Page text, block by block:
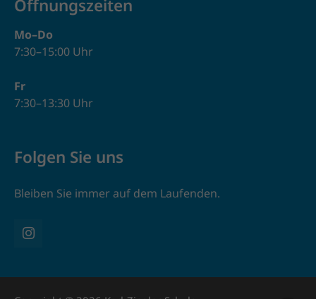
Öffnungszeiten
Mo–Do
7:30–15:00 Uhr
Fr
7:30–13:30 Uhr
Folgen Sie uns
Bleiben Sie immer auf dem Laufenden.